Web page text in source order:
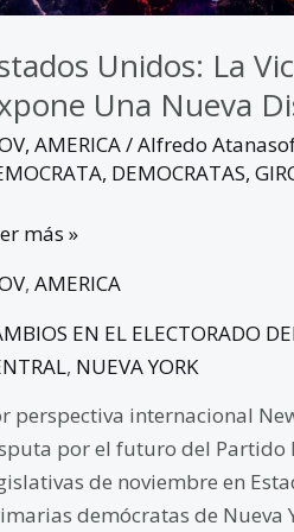
Unidos: La
Una Nueva
, AMERICA/Alfredo
, DEMOCRATAS,
más »
, AMERICA
EN EL ELECTORADO
, NUEVA YORK
perspectiva internacional
por el futuro del Partido
de noviembre en
demócratas de Nueva